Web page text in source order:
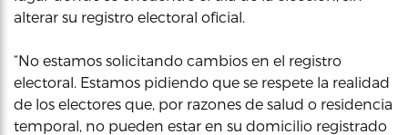
alterar su registro electoral oficial.
“No estamos solicitando cambios en el registro
electoral. Estamos pidiendo que se respete la realidad
de los electores que, por razones de salud o residencia
temporal, no pueden estar en su domicilio registrado